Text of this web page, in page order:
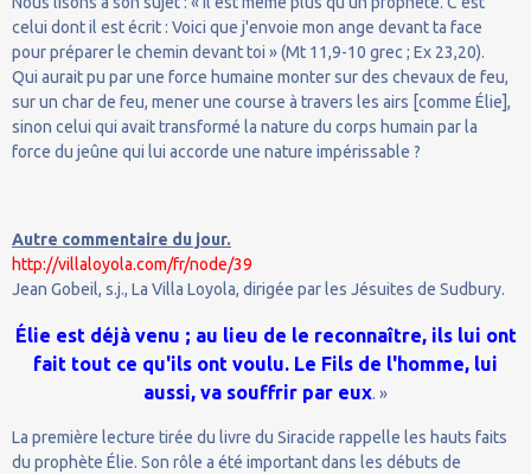
celui dont il est écrit : Voici que j'envoie mon ange devant ta face
pour préparer le chemin devant toi » (Mt 11,9-10 grec ; Ex 23,20).
Qui aurait pu par une force humaine monter sur des chevaux de feu,
sur un char de feu, mener une course à travers les airs [comme Élie],
sinon celui qui avait transformé la nature du corps humain par la
force du jeûne qui lui accorde une nature impérissable ?
Autre commentaire du jour.
http://villaloyola.com/fr/node/39
Jean Gobeil, s.j., La Villa Loyola, dirigée par les Jésuites de Sudbury.
Élie est déjà venu ; au lieu de le reconnaître, ils lui ont
fait tout ce qu'ils ont voulu. Le Fils de l'homme, lui
aussi, va souffrir par eux. »
La première lecture tirée du livre du Siracide rappelle les hauts faits
du prophète Élie. Son rôle a été important dans les débuts de